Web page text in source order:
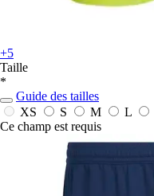
+5
Taille
*
Guide des tailles
XS
S M L
Ce champ est requis